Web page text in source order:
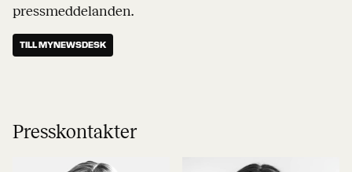
pressmeddelanden.
TILL MYNEWSDESK
Presskontakter